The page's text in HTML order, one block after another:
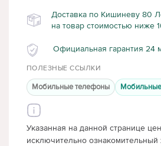
Доставка по Кишиневу 80
на товар стоимостью ниже
Официальная гарантия 24
ПОЛЕЗНЫЕ ССЫЛКИ
Мобильные телефоны
Указанная на данной странице
исключительно ознакомительный